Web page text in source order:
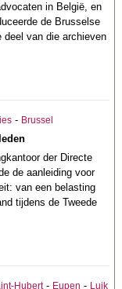
in België, en
de Brusselse
deel van die archieven
- Brussel
der Directe
de aanleiding voor
van een belasting
tijdens de Tweede
Hubert- Eupen - Luik